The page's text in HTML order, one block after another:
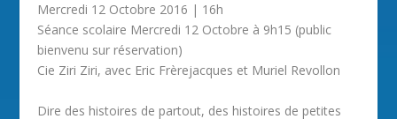
Mercredi 12 Octobre 2016 | 16h
Séance scolaire Mercredi 12 Octobre à 9h15 (public
bienvenu sur réservation)
Cie Ziri Ziri, avec Eric Frèrejacques et Muriel Revollon
Dire des histoires de partout, des histoires de petites